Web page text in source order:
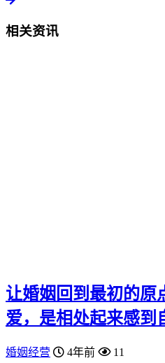
相关资讯
让婚姻回到最初的原
爱，是相处起来感到
婚姻经营 4年前 11